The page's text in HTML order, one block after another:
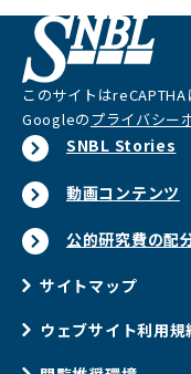
このサイトはreCAPTHA
Googleのプライバシー
SNBL Stories
動画コンテンツ
公的研究費の配
サイトマップ
ウェブサイト利用規